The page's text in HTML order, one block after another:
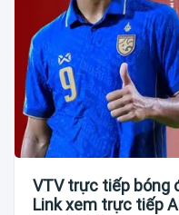
VTV trực tiếp bóng
Link xem trực tiếp